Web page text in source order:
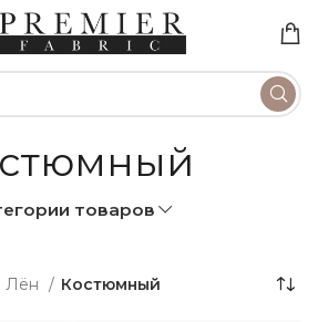
товаров
Лён Костюмный